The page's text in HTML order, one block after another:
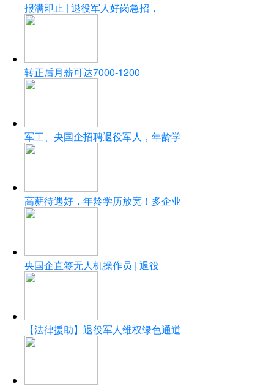
报满即止 | 退役军人好岗急招，
转正后月薪可达7000-1200
军工、央国企招聘退役军人，年龄学
高薪待遇好，年龄学历放宽！多企业
央国企直签无人机操作员 | 退役
【法律援助】退役军人维权绿色通道